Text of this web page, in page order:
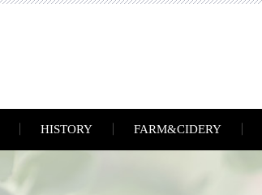
HISTORY FARM&CIDERY